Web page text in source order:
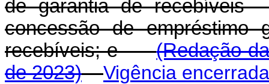
de garantia de recebíveis
concessão de empréstimo
recebíveis; e(Redação
de 2023)
Vigência encerrada